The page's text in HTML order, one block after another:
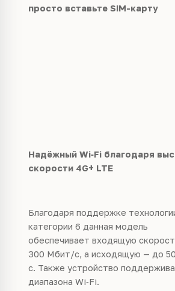
просто вставьте SIM-карту
Надёжный Wi‑Fi благодаря
скорости 4G+ LTE
Благодаря поддержке
категории 6 данная модель
обеспечивает входящую
300 Мбит/с, а исходящую — до
с. Также устройство
диапазона Wi‑Fi.